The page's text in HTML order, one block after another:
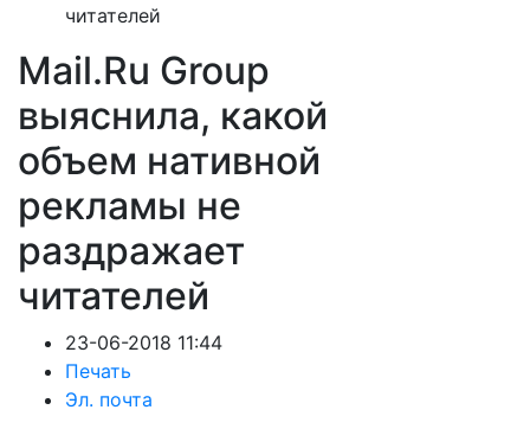
читателей
Mail.Ru Group
выяснила, какой
объем нативной
рекламы не
раздражает
читателей
23-06-2018 11:44
Печать
Эл. почта